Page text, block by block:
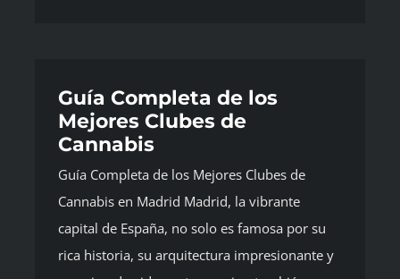
Guía Completa de los
Mejores Clubes de
Cannabis
Guía Completa de los Mejores Clubes de
Cannabis en Madrid Madrid, la vibrante
capital de España, no solo es famosa por su
rica historia, su arquitectura impresionante y